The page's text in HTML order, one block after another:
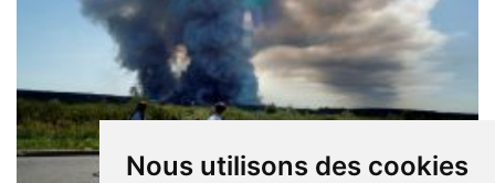
Nous utilisons des cookies